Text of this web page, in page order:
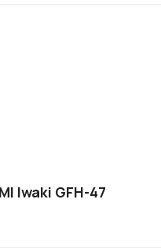
Iwaki GFH-47